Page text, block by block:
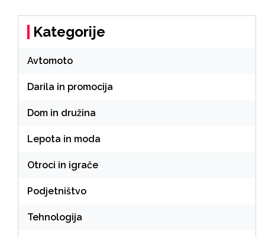
Kategorije
Avtomoto
Darila in promocija
Dom in družina
Lepota in moda
Otroci in igrače
Podjetništvo
Tehnologija